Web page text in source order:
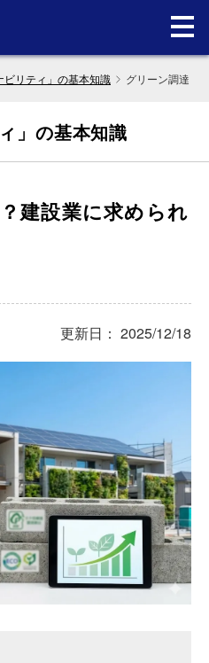
ビリティ」の基本知識 グリーン調達と
」の基本知識
建設業に求められ
更新日： 2025/12/18